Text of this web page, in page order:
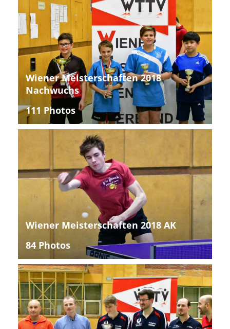
Wiener Meisterschaften 2018
Nachwuchs
111 Photos
Wiener Meisterschaften 2018 AK
84 Photos